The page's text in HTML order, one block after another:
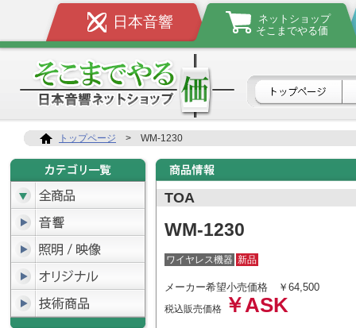
日本音響
ネットショップ
そこまでやる価
トップページ > WM-1230
TOA
WM-1230
ワイヤレス機器 新品
メーカー希望小売価格 ￥64,500
税込販売価格 ￥ASK